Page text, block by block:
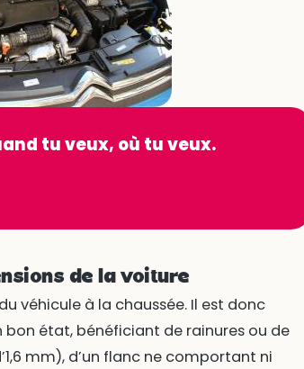
tu veux, où tu veux.
de la voiture
véhicule à la chaussée. Il est donc
état, bénéficiant de rainures ou de
mm), d’un flanc ne comportant ni